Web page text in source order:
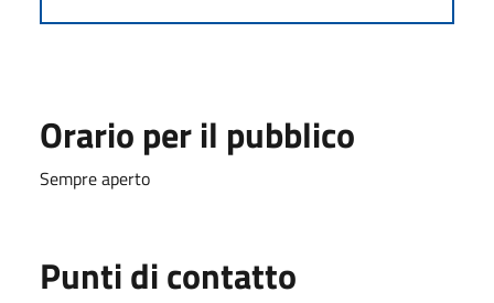
Orario per il pubblico
Sempre aperto
Punti di contatto